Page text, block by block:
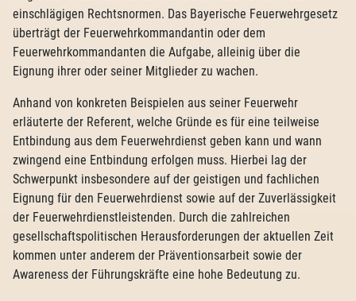
einschlägigen Rechtsnormen. Das Bayerische Feuerwehrgesetz
überträgt der Feuerwehrkommandantin oder dem
Feuerwehrkommandanten die Aufgabe, alleinig über die
Eignung ihrer oder seiner Mitglieder zu wachen.
Anhand von konkreten Beispielen aus seiner Feuerwehr
erläuterte der Referent, welche Gründe es für eine teilweise
Entbindung aus dem Feuerwehrdienst geben kann und wann
zwingend eine Entbindung erfolgen muss. Hierbei lag der
Schwerpunkt insbesondere auf der geistigen und fachlichen
Eignung für den Feuerwehrdienst sowie auf der Zuverlässigkeit
der Feuerwehrdienstleistenden. Durch die zahlreichen
gesellschaftspolitischen Herausforderungen der aktuellen Zeit
kommen unter anderem der Präventionsarbeit sowie der
Awareness der Führungskräfte eine hohe Bedeutung zu.